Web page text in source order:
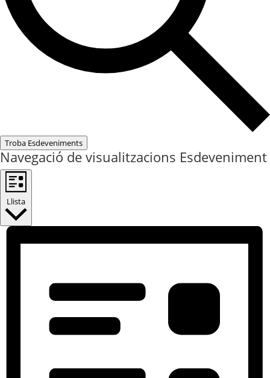
Troba Esdeveniments
Navegació de visualitzacions Esdeveniment
Llista